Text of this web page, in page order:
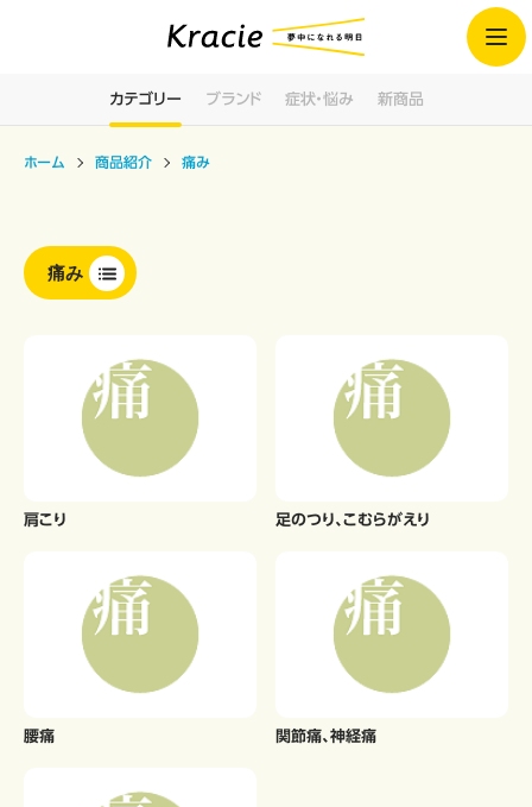
カテゴリー ブランド 症状・悩み 新商品
ホーム 商品紹介 痛み
痛み
肩こり 足のつり、こむらがえり
腰痛 関節痛、神経痛